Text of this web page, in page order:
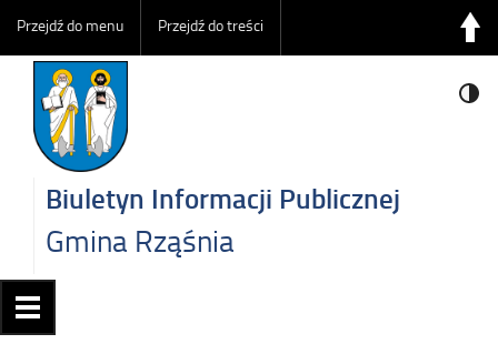
Przejdź do menu Przejdź do treści
Biuletyn Informacji Publicznej
Gmina Rząśnia